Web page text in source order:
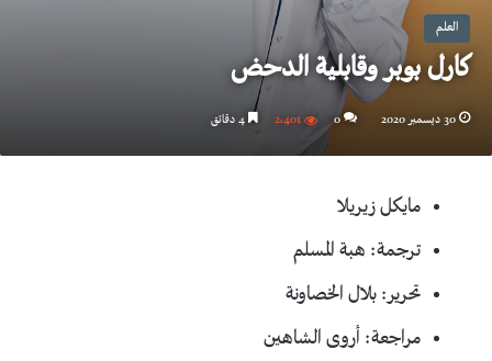
العلم
كارل بوبر وقابلية الدحض
30 ديسمبر 2020 0 2٬401
مايكل زيريلا
ترجمة: هبة المسلم
تحرير: بلال الخصاونة
مراجعة: أروى الشاهين